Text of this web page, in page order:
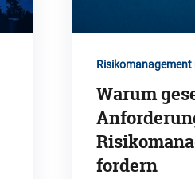
Risikomanagement
Warum
fordern